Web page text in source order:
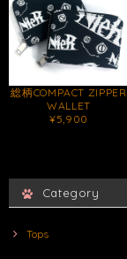
総柄COMPACT ZIPPER
WALLET
¥5,900
Category
Tops